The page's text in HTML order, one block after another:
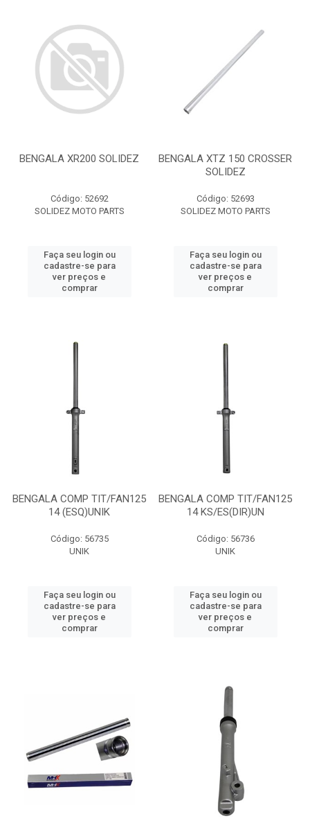
BENGALA XR200 SOLIDEZ
Código: 52692
SOLIDEZ MOTO PARTS
Faça seu login ou
cadastre-se para
ver preços e
comprar
BENGALA XTZ 150 CROSSER
SOLIDEZ
Código: 52693
SOLIDEZ MOTO PARTS
Faça seu login ou
cadastre-se para
ver preços e
comprar
BENGALA COMP TIT/FAN125
14 (ESQ)UNIK
Código: 56735
UNIK
Faça seu login ou
cadastre-se para
ver preços e
comprar
BENGALA COMP TIT/FAN125
14 KS/ES(DIR)UN
Código: 56736
UNIK
Faça seu login ou
cadastre-se para
ver preços e
comprar